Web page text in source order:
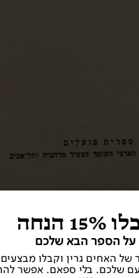
הנחה
על הספר הבא שלכם
של האחים גרין וקבלו
שלכם. בלי ספאם. אפשר